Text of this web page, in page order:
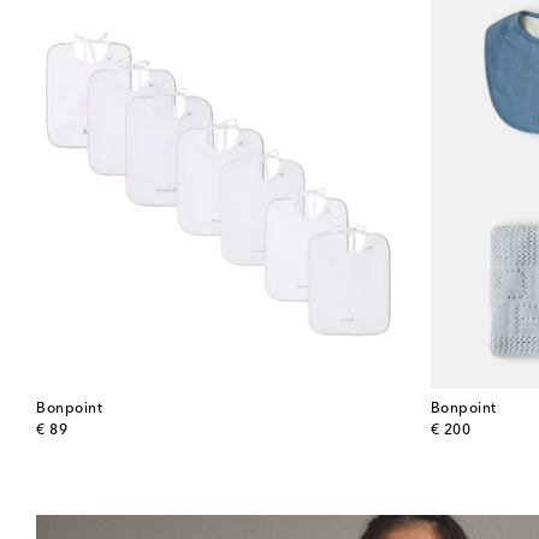
Bonpoint
€ 89
original price
Bonpoint
€ 200
original price